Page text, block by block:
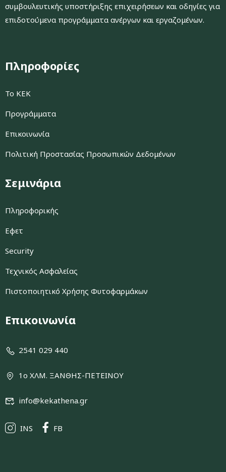
συμβουλευτικής υποστήριξης επιχειρήσεων και οδηγίες για
επιδοτούμενα προγράμματα ανέργων και εργαζομένων.
Πληροφορίες
Το ΚΕΚ
Προγράμματα
Επικοινωνία
Πολιτική Προστασίας Προσωπικών Δεδομένων
Σεμινάρια
Πληροφορικής
Εφετ
Security
Τεχνικός Ασφαλείας
Πιστοποιητικό Χρήσης Φυτοφαρμάκων
Επικοινωνία
2541 029 440
1ο ΧΛΜ. ΞΑΝΘΗΣ-ΠΕΤΕΙΝΟΥ
info@kekathena.gr
INS FB